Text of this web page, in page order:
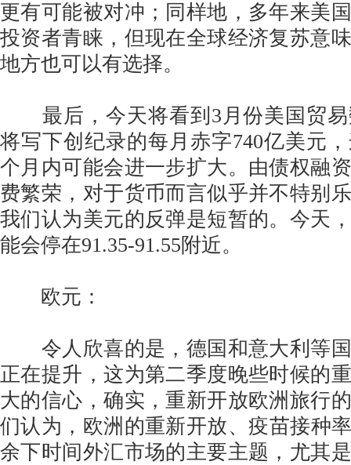
更有可能被对冲；同样地，多年来美
投资者青睐，但现在全球经济复苏意
地方也可以有选择。
最后，今天将看到3月份美国贸易
将写下创纪录的每月赤字740亿美元
个月内可能会进一步扩大。由债权融
费繁荣，对于货币而言似乎并不特别
我们认为美元的反弹是短暂的。今天
能会停在91.35-91.55附近。
欧元：
令人欣喜的是，德国和意大利等国
正在提升，这为第二季度晚些时候的
大的信心，确实，重新开放欧洲旅行
们认为，欧洲的重新开放、疫苗接种
余下时间外汇市场的主要主题，尤其